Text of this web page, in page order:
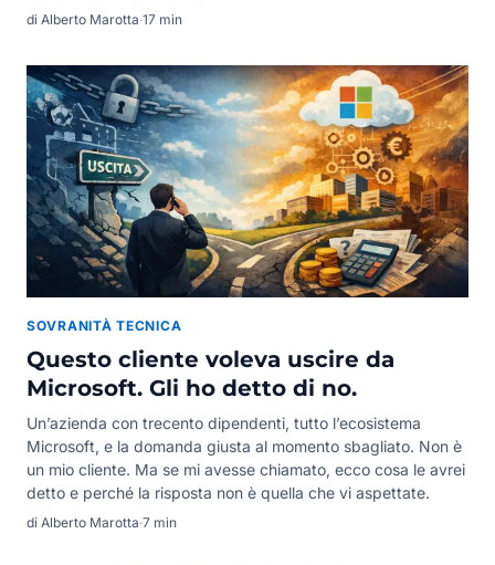
di Alberto Marotta·17 min
SOVRANITÀ TECNICA
Questo cliente voleva uscire da
Microsoft. Gli ho detto di no.
Un’azienda con trecento dipendenti, tutto l’ecosistema
Microsoft, e la domanda giusta al momento sbagliato. Non è
un mio cliente. Ma se mi avesse chiamato, ecco cosa le avrei
detto e perché la risposta non è quella che vi aspettate.
di Alberto Marotta·7 min